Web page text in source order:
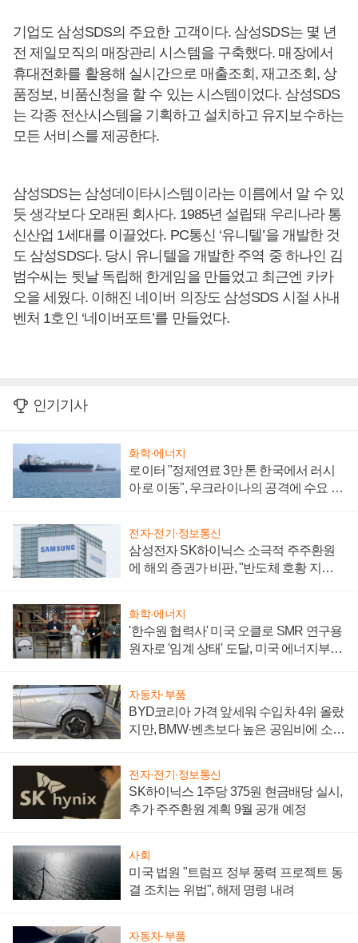
기업도 삼성SDS의 주요한 고객이다. 삼성SDS는 몇 년
전 제일모직의 매장관리 시스템을 구축했다. 매장에서
휴대전화를 활용해 실시간으로 매출조회, 재고조회, 상
품정보, 비품신청을 할 수 있는 시스템이었다. 삼성SDS
는 각종 전산시스템을 기획하고 설치하고 유지보수하는
모든 서비스를 제공한다.
삼성SDS는 삼성데이타시스템이라는 이름에서 알 수 있
듯 생각보다 오래된 회사다. 1985년 설립돼 우리나라 통
신산업 1세대를 이끌었다. PC통신 ‘유니텔’을 개발한 것
도 삼성SDS다. 당시 유니텔을 개발한 주역 중 하나인 김
범수씨는 뒷날 독립해 한게임을 만들었고 최근엔 카카
오을 세웠다. 이해진 네이버 의장도 삼성SDS 시절 사내
벤처 1호인 ‘네이버포트’를 만들었다.
인기기사
화학·에너지
로이터 "정제연료 3만 톤 한국에서 러시
아로 이동", 우크라이나의 공격에 수요 늘
전자·전기·정보통신
삼성전자 SK하이닉스 소극적 주주환원
에 해외 증권가 비판, "반도체 호황 지속
화학·에너지
'한수원 협력사' 미국 오클로 SMR 연구용
원자로 '임계 상태' 도달, 미국 에너지부
자동차·부품
BYD코리아 가격 앞세워 수입차 4위 올랐
지만, BMW·벤츠보다 높은 공임비에 소비
전자·전기·정보통신
SK하이닉스 1주당 375원 현금배당 실시,
추가 주주환원 계획 9월 공개 예정
사회
미국 법원 "트럼프 정부 풍력 프로젝트 동
결 조치는 위법", 해제 명령 내려
자동차·부품